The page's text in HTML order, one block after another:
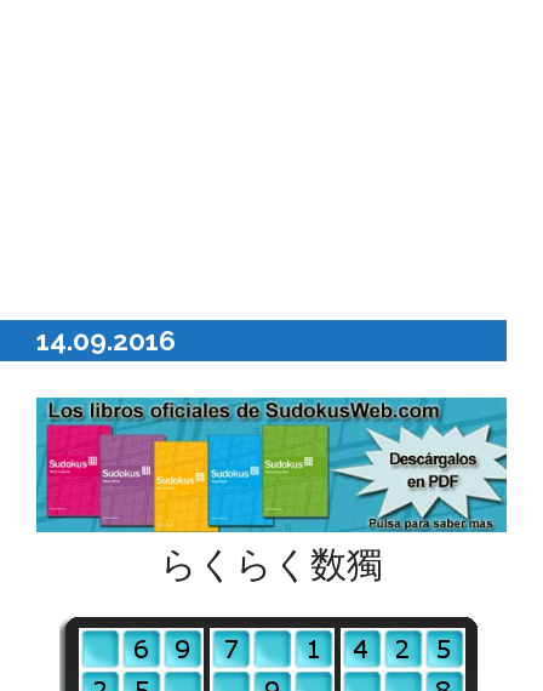
14.09.2016
らくらく数獨